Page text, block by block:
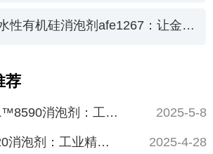
道康宁水性有机硅消泡剂afe1267：让金属线切割泡沫无处可藏
荐
道康宁DOWSIL™8590消泡剂：工业高效... 2025-5-8
道康宁AFE-7620消泡剂：工业精密制造的... 2025-4-28